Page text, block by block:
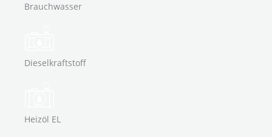
Brauchwasser
Dieselkraftstoff
Heizöl EL